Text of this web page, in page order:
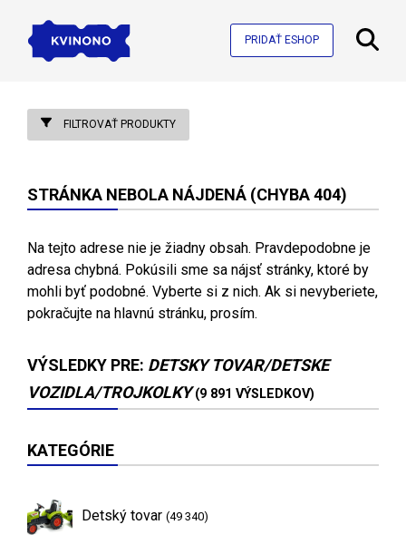
PRIDAŤ ESHOP
FILTROVAŤ PRODUKTY
STRÁNKA NEBOLA NÁJDENÁ (CHYBA 404)
Na tejto adrese nie je žiadny obsah. Pravdepodobne je
adresa chybná. Pokúsili sme sa nájsť stránky, ktoré by
mohli byť podobné. Vyberte si z nich. Ak si nevyberiete,
pokračujte na hlavnú stránku, prosím.
VÝSLEDKY PRE: DETSKY TOVAR/DETSKE
VOZIDLA/TROJKOLKY (9 891 VÝSLEDKOV)
KATEGÓRIE
Detský tovar (49 340)